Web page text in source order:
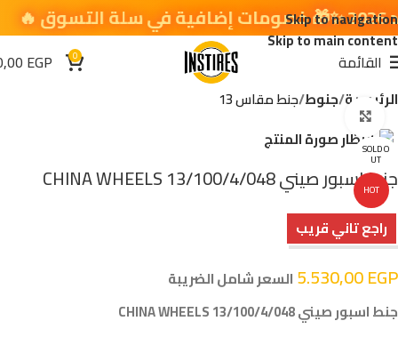
Skip to navigation
Skip to main content
القائمة 0
EGP
الرئيسية جنوط جنط مقاس 13
SOLD O
UT
HOT
جنط اسبور صيني CHINA WHEELS 13/100/4/048
راجع تاني قريب
5.530,00EGP
السعر شامل الضريبة
جنط اسبور صيني CHINA WHEELS 13/100/4/048